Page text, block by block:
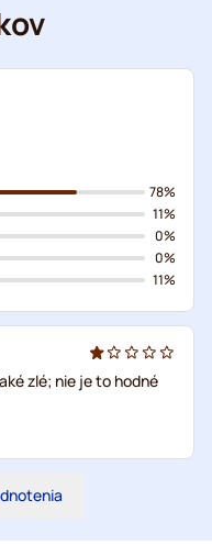
78%
11%
0%
0%
11%
zlé; nie je to hodné